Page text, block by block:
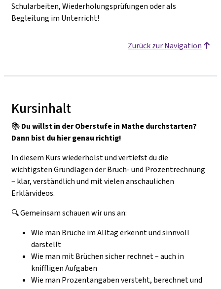
Schularbeiten, Wiederholungsprüfungen oder als
Begleitung im Unterricht!
Zurück zur Navigation
Kursinhalt
📚Du willst in der Oberstufe in Mathe durchstarten?
Dann bist du hier genau richtig!
In diesem Kurs wiederholst und vertiefst du die
wichtigsten Grundlagen der Bruch- und Prozentrechnung
– klar, verständlich und mit vielen anschaulichen
Erklärvideos.
🔍 Gemeinsam schauen wir uns an:
Wie man Brüche im Alltag erkennt und sinnvoll
darstellt
Wie man mit Brüchen sicher rechnet – auch in
kniffligen Aufgaben
Wie man Prozentangaben versteht, berechnet und